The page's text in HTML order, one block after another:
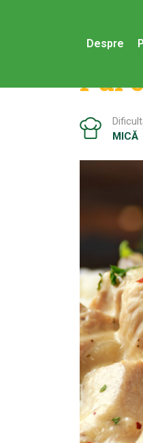
Despre
Pui
MICĂ